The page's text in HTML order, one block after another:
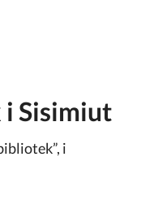
i Sisimiut
i